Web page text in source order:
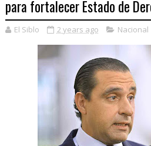
para fortalecer Estado de
El Siblo 2 years ago Nacional